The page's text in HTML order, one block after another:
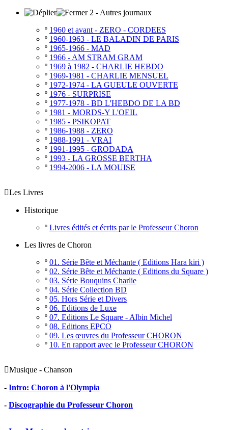
2 - Autres journaux
º 1960 et avant - ZERO - CORDEES
º 1960-1963 - LE BALADIN DE PARIS
º 1965-1966 - MAD
º 1966 - AM STRAM GRAM
º 1969 à 1982 - CHARLIE HEBDO
º 1969-1981 - CHARLIE MENSUEL
º 1972-1974 - LA GUEULE OUVERTE
º 1976 - SURPRISE
º 1977-1978 - BD L'HEBDO DE LA BD
º 1981 - MORDS-Y L'OEIL
º 1985 - PSIKOPAT
º 1986-1988 - ZERO
º 1988-1991 - VRAI
º 1991-1995 - GRODADA
º 1993 - LA GROSSE BERTHA
º 1994-2006 - LA MOUISE
Les Livres
Historique
º Livres édités et écrits par le Professeur Choron
Les livres de Choron
º 01. Série Bête et Méchante ( Editions Hara kiri )
º 02. Série Bête et Méchante ( Editions du Square )
º 03. Série Bouquins Charlie
º 04. Série Collection BD
º 05. Hors Série et Divers
º 06. Editions de Luxe
º 07. Editions Le Square - Albin Michel
º 08. Editions EPCO
º 09. Les œuvres du Professeur CHORON
º 10. En rapport avec le Professeur CHORON
Musique - Chanson
- Intro: Choron à l'Olympia
- Discographie du Professeur Choron